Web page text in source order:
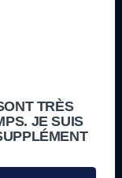
TRÈS
JE SUIS